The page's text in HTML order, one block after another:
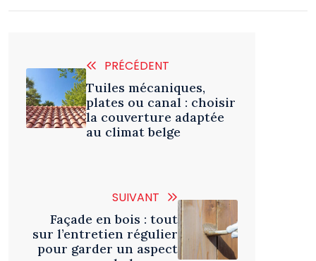
PRÉCÉDENT
Tuiles mécaniques,
plates ou canal : choisir
la couverture adaptée
au climat belge
SUIVANT
Façade en bois : tout
sur l’entretien régulier
pour garder un aspect